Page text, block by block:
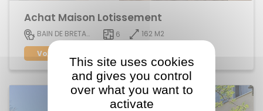
Achat Maison Lotissement
BAIN DE BRETAGNE 6
162 M2
Voir le bien
This site uses cookies
and gives you control
over what you want to
activate